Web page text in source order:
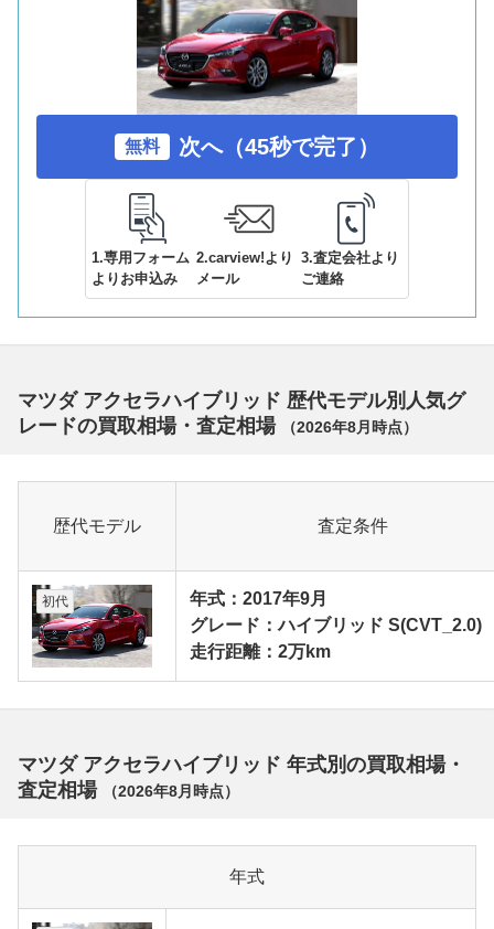
無料 次へ（45秒で完了）
1.専用フォーム
よりお申込み
2.carview!より
メール
3.査定会社より
ご連絡
マツダ アクセラハイブリッド 歴代モデル別人気グ
レードの買取相場・査定相場
（2026年8月 時点）
歴代モデル 査定条件
初代
年式：2017年9月
グレード：ハイブリッド S(CVT_2.0)
走行距離：2万km
マツダ アクセラハイブリッド 年式別の買取相場・
査定相場
（2026年8月 時点）
年式